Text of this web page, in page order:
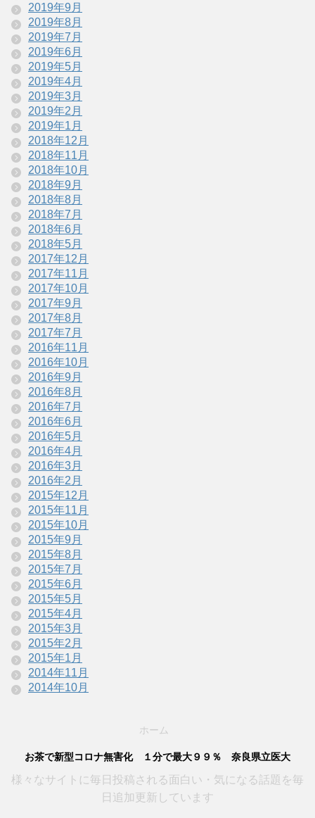
2019年9月
2019年8月
2019年7月
2019年6月
2019年5月
2019年4月
2019年3月
2019年2月
2019年1月
2018年12月
2018年11月
2018年10月
2018年9月
2018年8月
2018年7月
2018年6月
2018年5月
2017年12月
2017年11月
2017年10月
2017年9月
2017年8月
2017年7月
2016年11月
2016年10月
2016年9月
2016年8月
2016年7月
2016年6月
2016年5月
2016年4月
2016年3月
2016年2月
2015年12月
2015年11月
2015年10月
2015年9月
2015年8月
2015年7月
2015年6月
2015年5月
2015年4月
2015年3月
2015年2月
2015年1月
2014年11月
2014年10月
ホーム
お茶で新型コロナ無害化 １分で最大９９％ 奈良県立医大
様々なサイトに毎日投稿される面白い・気になる話題を毎
日追加更新しています